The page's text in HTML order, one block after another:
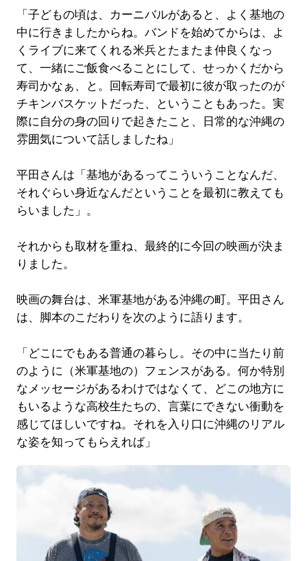
「子どもの頃は、カーニバルがあると、よく基地の
中に行きましたからね。バンドを始めてからは、よ
くライブに来てくれる米兵とたまたま仲良くなっ
て、一緒にご飯食べることにして、せっかくだから
寿司かなぁ、と。回転寿司で最初に彼が取ったのが
チキンバスケットだった、ということもあった。実
際に自分の身の回りで起きたこと、日常的な沖縄の
雰囲気について話しましたね」
平田さんは「基地があるってこういうことなんだ、
それぐらい身近なんだということを最初に教えても
らいました」。
それからも取材を重ね、最終的に今回の映画が決ま
りました。
映画の舞台は、米軍基地がある沖縄の町。平田さん
は、脚本のこだわりを次のように語ります。
「どこにでもある普通の暮らし。その中に当たり前
のように（米軍基地の）フェンスがある。何か特別
なメッセージがあるわけではなくて、どこの地方に
もいるような高校生たちの、言葉にできない衝動を
感じてほしいですね。それを入り口に沖縄のリアル
な姿を知ってもらえれば」